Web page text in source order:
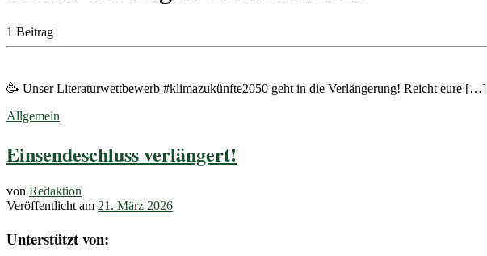
1 Beitrag
🥳 Unser Literaturwettbewerb #klimazukünfte2050 geht in die Verlängerung! Reicht eure […]
Allgemein
Einsendeschluss verlängert!
von Redaktion
Veröffentlicht am 21. März 2026
Unterstützt von: